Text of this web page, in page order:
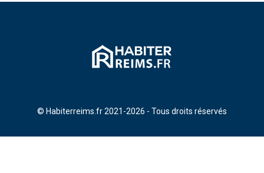
© Habiterreims.fr 2021-2026 - Tous droits réservés